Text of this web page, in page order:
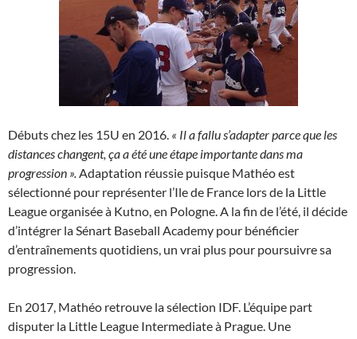
Débuts chez les 15U en 2016. « Il a fallu s’adapter parce que les
distances changent, ça a été une étape importante dans ma
progression ».Adaptation réussie puisque Mathéo est
sélectionné pour représenter l’Ile de France lors de la Little
League organisée à Kutno, en Pologne. A la fin de l’été, il décide
d’intégrer la Sénart Baseball Academy pour bénéficier
d’entraînements quotidiens, un vrai plus pour poursuivre sa
progression.
En 2017, Mathéo retrouve la sélection IDF. L’équipe part
disputer la Little League Intermediate à Prague. Une